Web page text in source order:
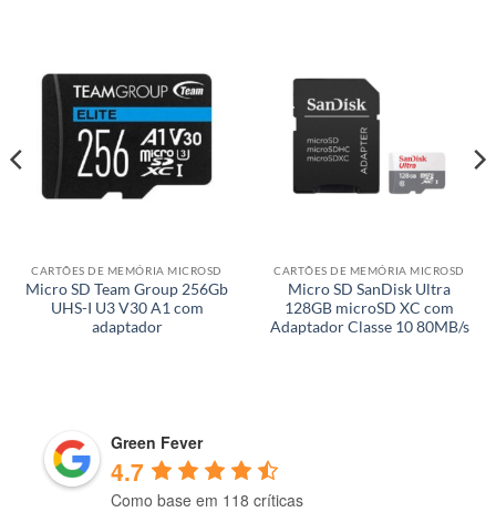
CARTÕES DE MEMÓRIA MICROSD
Micro SD Team Group 256Gb
UHS-I U3 V30 A1 com
adaptador
CARTÕES DE MEMÓRIA MICROSD
Micro SD SanDisk Ultra
128GB microSD XC com
Adaptador Classe 10 80MB/s
Green Fever
4.7
Como base em 118 críticas